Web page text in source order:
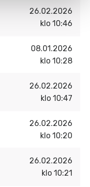
26.02.2026
klo 10:46
08.01.2026
klo 10:28
26.02.2026
klo 10:47
26.02.2026
klo 10:20
26.02.2026
klo 10:21